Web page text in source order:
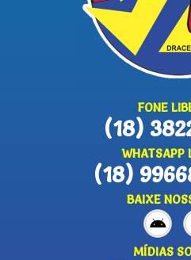
FONE
(18)
WHATSAPP
(18)
BAIXE
MÍDIAS